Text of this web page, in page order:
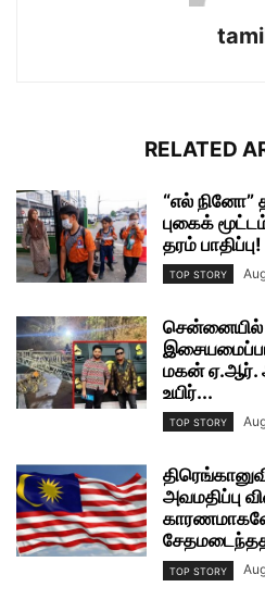
RELATED
“எல் நினோ”
புகைக்
தரம் பாதிப்பு!
TOP STORY
சென்னையில்
மகன் ஏ.ஆர்.
உயிர்...
TOP STORY
அவமதிப்பு
TOP STORY